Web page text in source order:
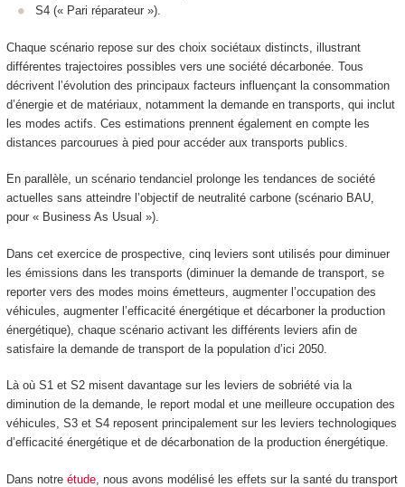
S4 (« Pari réparateur »).
Chaque scénario repose sur des choix sociétaux distincts, illustrant
différentes trajectoires possibles vers une société décarbonée. Tous
décrivent l’évolution des principaux facteurs influençant la consommation
d’énergie et de matériaux, notamment la demande en transports, qui inclut
les modes actifs. Ces estimations prennent également en compte les
distances parcourues à pied pour accéder aux transports publics.
En parallèle, un scénario tendanciel prolonge les tendances de société
actuelles sans atteindre l’objectif de neutralité carbone (scénario BAU,
pour « Business As Usual »).
Dans cet exercice de prospective, cinq leviers sont utilisés pour diminuer
les émissions dans les transports (diminuer la demande de transport, se
reporter vers des modes moins émetteurs, augmenter l’occupation des
véhicules, augmenter l’efficacité énergétique et décarboner la production
énergétique), chaque scénario activant les différents leviers afin de
satisfaire la demande de transport de la population d’ici 2050.
Là où S1 et S2 misent davantage sur les leviers de sobriété via la
diminution de la demande, le report modal et une meilleure occupation des
véhicules, S3 et S4 reposent principalement sur les leviers technologiques
d’efficacité énergétique et de décarbonation de la production énergétique.
Dans notre étude, nous avons modélisé les effets sur la santé du transport